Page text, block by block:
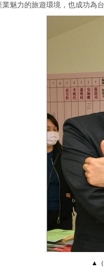
魅力的旅遊環境，也成功為
▲（